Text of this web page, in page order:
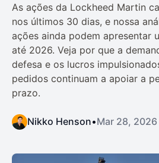
As ações da Lockheed Martin
nos últimos 30 dias, e nossa
ações ainda podem apresentar
até 2026. Veja por que a
defesa e os lucros
pedidos continuam a apoiar a
prazo.
Nikko Henson•Mar 28, 2026